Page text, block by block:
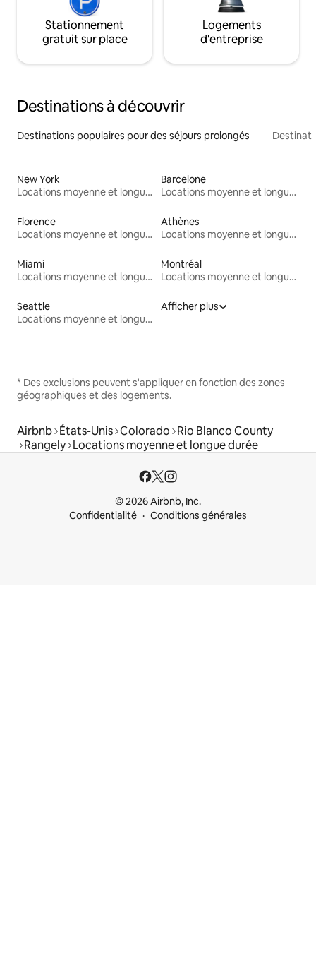
Stationnement
gratuit sur place
Logements
d'entreprise
Destinations à découvrir
Destinations populaires pour des séjours prolongés
New York
Locations moyenne et longue durée
Barcelone
Locations moyenne et longue durée
Florence
Locations moyenne et longue durée
Athènes
Locations moyenne et longue durée
Miami
Locations moyenne et longue durée
Montréal
Locations moyenne et longue durée
Seattle
Locations moyenne et longue durée
Afficher plus
* Des exclusions peuvent s'appliquer en fonction des zones
géographiques et des logements.
Airbnb États-Unis Colorado Rio Blanco County
Rangely Locations moyenne et longue durée
© 2026 Airbnb, Inc.
Confidentialité
Conditions générales